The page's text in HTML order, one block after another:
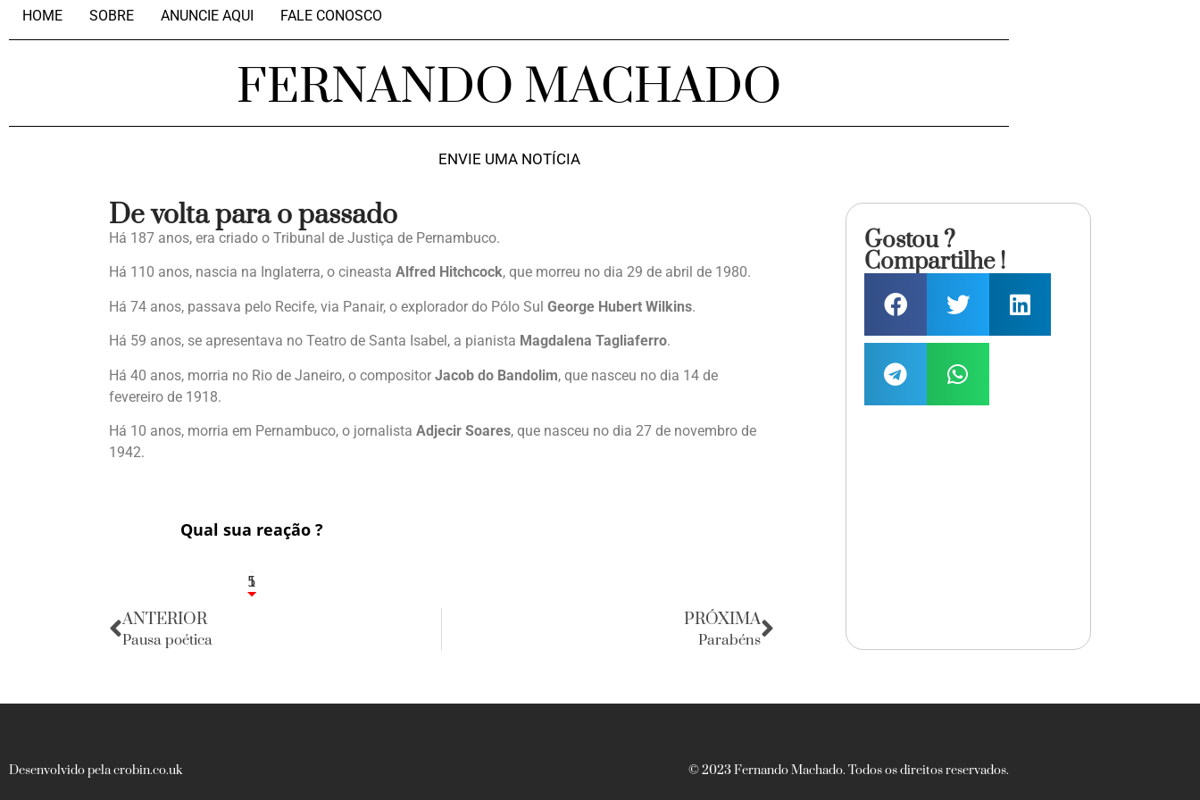
HOME SOBRE ANUNCIE AQUI FALE CONOSCO
FERNANDO MACHADO
ENVIE UMA NOTÍCIA
De volta para o passado
Há 187 anos, era criado o Tribunal de Justiça de Pernambuco.
Há 110 anos, nascia na Inglaterra, o cineasta Alfred Hitchcock, que morreu no dia 29 de abril de 1980.
Há 74 anos, passava pelo Recife, via Panair, o explorador do Pólo Sul George Hubert Wilkins.
Há 59 anos, se apresentava no Teatro de Santa Isabel, a pianista Magdalena Tagliaferro.
Há 40 anos, morria no Rio de Janeiro, o compositor Jacob do Bandolim, que nasceu no dia 14 de
fevereiro de 1918.
Há 10 anos, morria em Pernambuco, o jornalista Adjecir Soares, que nasceu no dia 27 de novembro de
1942.
Qual sua reação ?
1
5
ANTERIOR
Pausa poética
PRÓXIMA
Parabéns
Gostou ?
Compartilhe !
Desenvolvido pela crobin.co.uk © 2023 Fernando Machado. Todos os direitos reservados.